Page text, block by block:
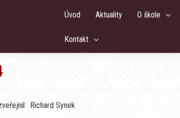
Úvod Aktuality O škole
Kontakt
Richard Synek